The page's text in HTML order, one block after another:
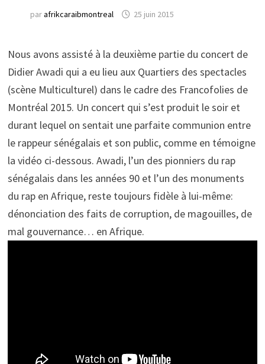
parafrikcaraibmontreal 25 juin 2015
Nous avons assisté à la deuxième partie du concert de
Didier Awadi qui a eu lieu aux Quartiers des spectacles
(scène Multiculturel) dans le cadre des Francofolies de
Montréal 2015. Un concert qui s’est produit le soir et
durant lequel on sentait une parfaite communion entre
le rappeur sénégalais et son public, comme en témoigne
la vidéo ci-dessous. Awadi, l’un des pionniers du rap
sénégalais dans les années 90 et l’un des monuments
du rap en Afrique, reste toujours fidèle à lui-même:
dénonciation des faits de corruption, de magouilles, de
mal gouvernance… en Afrique.